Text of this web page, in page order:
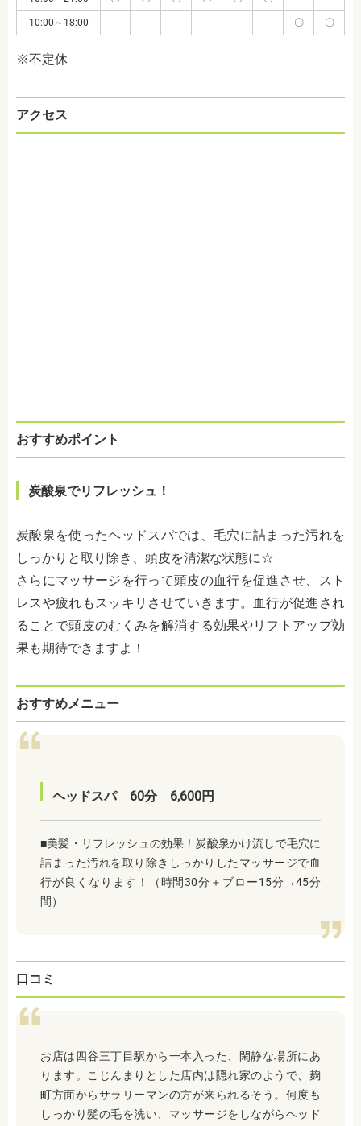
10:00～18:00 〇 〇
※不定休
アクセス
おすすめポイント
炭酸泉でリフレッシュ！
炭酸泉を使ったヘッドスパでは、毛穴に詰まった汚れを
しっかりと取り除き、頭皮を清潔な状態に☆
さらにマッサージを行って頭皮の血行を促進させ、スト
レスや疲れもスッキリさせていきます。血行が促進され
ることで頭皮のむくみを解消する効果やリフトアップ効
果も期待できますよ！
おすすめメニュー
ヘッドスパ 60分 6,600円
■美髪・リフレッシュの効果！炭酸泉かけ流しで毛穴に
詰まった汚れを取り除きしっかりしたマッサージで血
行が良くなります！（時間30分＋ブロー15分→45分
間）
口コミ
お店は四谷三丁目駅から一本入った、閑静な場所にあ
ります。こじんまりとした店内は隠れ家のようで、麹
町方面からサラリーマンの方が来られるそう。何度も
しっかり髪の毛を洗い、マッサージをしながらヘッド